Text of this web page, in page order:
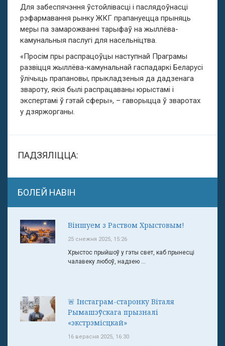
Для забеспячэння ўстойлівасці і паслядоўнасці
рэфармавання рынку ЖКГ прапануецца прыняць
меры па замарожванні тарыфаў на жыллёва-
камунальныя паслугі для насельніцтва.
«Просім пры распрацоўцы наступнай Праграмы
развіцця жыллёва-камунальнай гаспадаркі Беларусі
ўлічыць прапановы, прыкладзеныя да дадзенага
звароту, якія былі распрацаваны юрыстамі і
экспертамі ў гэтай сферы», – гаворыцца ў зваротах
у дзяржорганы.
ПАДЗЯЛІЦЦА:
БОЛЕЙ НАВІН
Віншуем з Раством Хрыстовым!
25 снежня 2025, 15:26
Хрыстос прыйшоў у гэты свет, каб прынесці
чалавеку любоў, надзею ...
🚨 Інстаграм-старонку Віталя
Рымашэўскага прызналі
«экстрэмісцкай»
16 верасня 2025, 16:30